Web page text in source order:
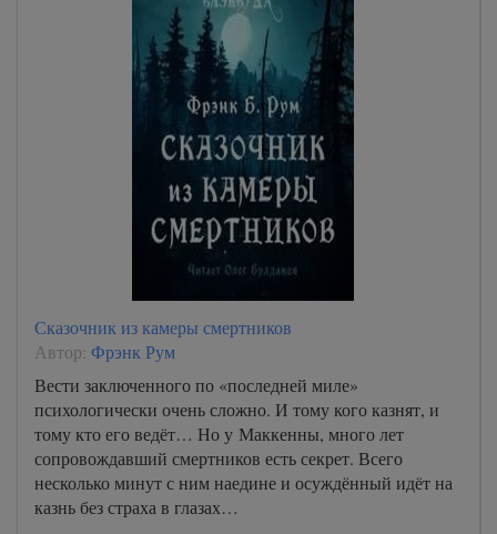
Сказочник из камеры смертников
Автор: Фрэнк Рум
Вести заключенного по «последней миле»
психологически очень сложно. И тому кого казнят, и
тому кто его ведёт… Но у Маккенны, много лет
сопровождавший смертников есть секрет. Всего
несколько минут с ним наедине и осуждённый идёт на
казнь без страха в глазах…